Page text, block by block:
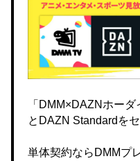
「DMM×DAZNホー
とDAZN Standardを
単体契約ならDMMプ